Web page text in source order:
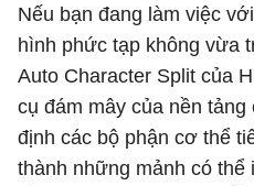
Nếu bạn đang làm việc
hình phức tạp không vừa
Auto Character Split của
cụ đám mây của nền
định các bộ phận cơ thể
thành những mảnh có